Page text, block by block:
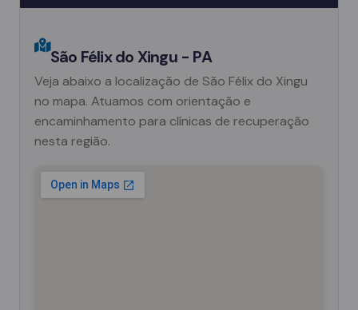
São Félix do Xingu - PA
Veja abaixo a localização de São Félix do Xingu
no mapa. Atuamos com orientação e
encaminhamento para clínicas de recuperação
nesta região.